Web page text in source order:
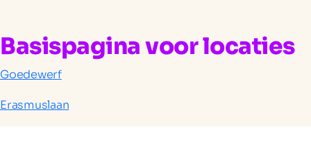
Basispagina voor locaties
Goedewerf
Erasmuslaan